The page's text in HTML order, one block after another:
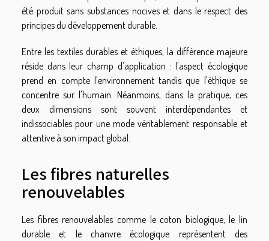
été produit sans substances nocives et dans le respect des
principes du développement durable.
Entre les textiles durables et éthiques, la différence majeure
réside dans leur champ d'application : l'aspect écologique
prend en compte l'environnement tandis que l'éthique se
concentre sur l'humain. Néanmoins, dans la pratique, ces
deux dimensions sont souvent interdépendantes et
indissociables pour une mode véritablement responsable et
attentive à son impact global.
Les fibres naturelles
renouvelables
Les fibres renouvelables comme le coton biologique, le lin
durable et le chanvre écologique représentent des